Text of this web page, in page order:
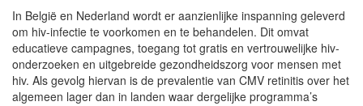
In België en Nederland wordt er aanzienlijke inspanning geleverd
om hiv-infectie te voorkomen en te behandelen. Dit omvat
educatieve campagnes, toegang tot gratis en vertrouwelijke hiv-
onderzoeken en uitgebreide gezondheidszorg voor mensen met
hiv. Als gevolg hiervan is de prevalentie van CMV retinitis over het
algemeen lager dan in landen waar dergelijke programma’s